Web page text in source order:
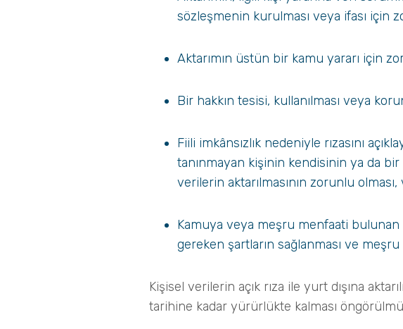
sözleşmenin kurulması veya ifası için
Aktarımın üstün bir kamu yararı için
Bir hakkın tesisi, kullanılması veya
Fiili imkânsızlık nedeniyle rızasını
tanınmayan kişinin kendisinin ya da
verilerin aktarılmasının zorunlu olması,
Kamuya veya meşru menfaati
gereken şartların sağlanması ve
Kişisel verilerin açık rıza ile yurt dışına
tarihine kadar yürürlükte kalması